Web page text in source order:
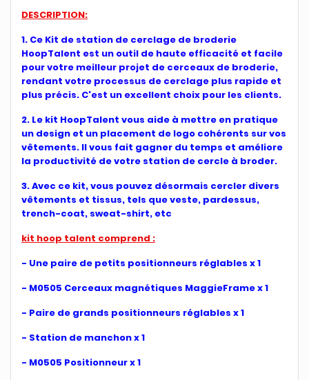
DESCRIPTION:
1. Ce Kit de station de cerclage de broderie
HoopTalent est un outil de haute efficacité et facile
pour votre meilleur projet de cerceaux de broderie,
rendant votre processus de cerclage plus rapide et
plus précis. C'est un excellent choix pour les clients.
2. Le kit HoopTalent vous aide à mettre en pratique
un design et un placement de logo cohérents sur vos
vêtements. Il vous fait gagner du temps et améliore
la productivité de votre station de cercle à broder.
3. Avec ce kit, vous pouvez désormais cercler divers
vêtements et tissus, tels que veste, pardessus,
trench-coat, sweat-shirt, etc
kit hoop talent comprend :
- Une paire de petits positionneurs réglables x 1
- M0505 Cerceaux magnétiques MaggieFrame x 1
- Paire de grands positionneurs réglables x 1
- Station de manchon x 1
- M0505 Positionneur x 1